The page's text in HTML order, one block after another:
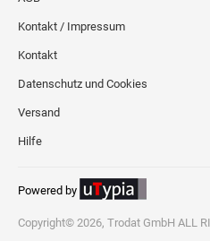
Ministempel
Ministempel Kleine Mixe
VINTAGE STEMPEL FAMILIE
Kontakt / Impressum
Kontakt
Datenschutz und Cookies
Versand
Hilfe
Powered by
Copyright© 2026, Trodat GmbH ALL